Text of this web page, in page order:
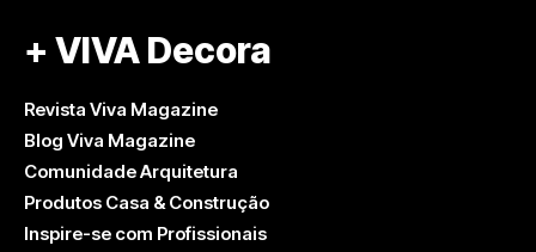
+ VIVA Decora
Revista Viva Magazine
Blog Viva Magazine
Comunidade Arquitetura
Produtos Casa & Construção
Inspire-se com Profissionais